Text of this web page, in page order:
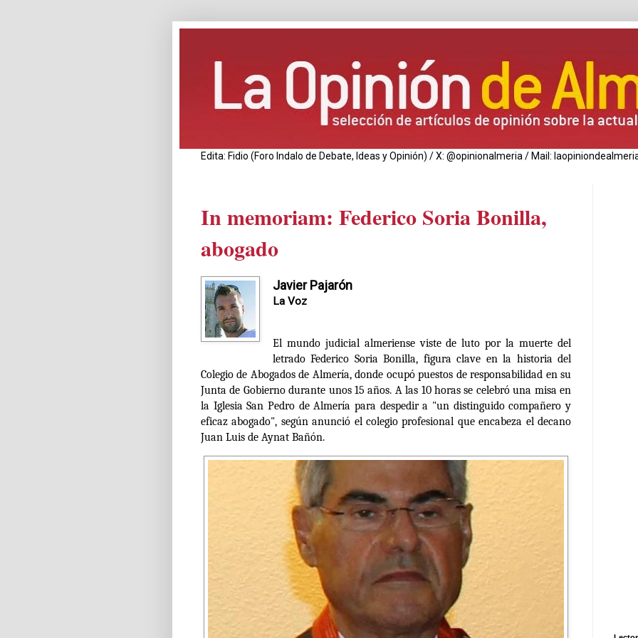
Edita: Fidio (Foro Indalo de Debate, Ideas y Opinión) / X: @opinionalmeria / Mail:
In memoriam: Federico Soria Bonilla,
abogado
Javier Pajarón
La Voz
El mundo judicial almeriense viste de luto por lamuerte del
letrado Federico Soria Bonilla, figura clave en la historia del
Colegio de Abogados de Almería, donde ocupó puestos de responsabilidad en su
Junta de Gobierno durante unos 15 años. A las 10 horas se celebró una misa en
la Iglesia San Pedro de Almería para despedir a "un distinguido compañero y
eficaz abogado", según anunció el colegio profesional que encabeza el decano
Juan Luis de Aynat Bañón.